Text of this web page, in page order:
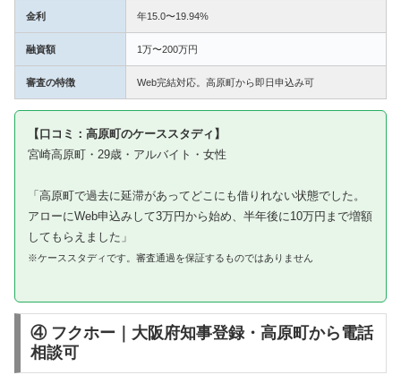
金利 年15.0〜19.94%
融資額 1万〜200万円
審査の特徴 Web完結対応。高原町から即日申込み可
【口コミ：高原町のケーススタディ】
宮崎高原町・29歳・アルバイト・女性
「高原町で過去に延滞があってどこにも借りれない状態でした。
アローにWeb申込みして3万円から始め、半年後に10万円まで増額
してもらえました」
※ケーススタディです。審査通過を保証するものではありません
④ フクホー｜大阪府知事登録・高原町から電話
相談可